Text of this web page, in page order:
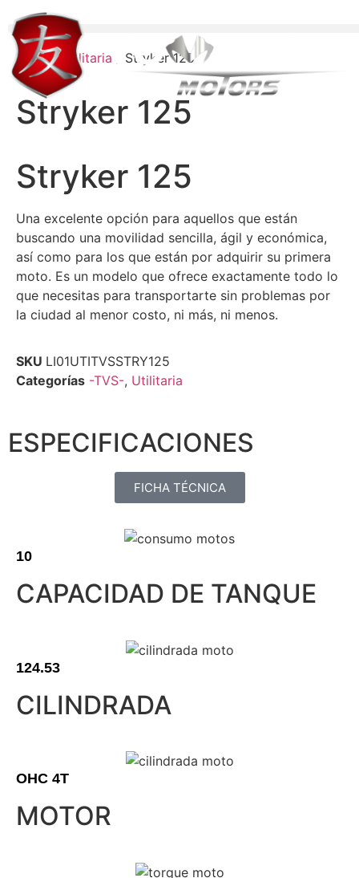
Inicio/ Utilitaria / Stryker 125
Stryker 125
Stryker 125
Una excelente opción para aquellos que están
buscando una movilidad sencilla, ágil y económica,
así como para los que están por adquirir su primera
moto. Es un modelo que ofrece exactamente todo lo
que necesitas para transportarte sin problemas por
la ciudad al menor costo, ni más, ni menos.
SKU LI01UTITVSSTRY125
Categorías -TVS-, Utilitaria
ESPECIFICACIONES
FICHA TÉCNICA
10
CAPACIDAD DE TANQUE
124.53
CILINDRADA
OHC 4T
MOTOR